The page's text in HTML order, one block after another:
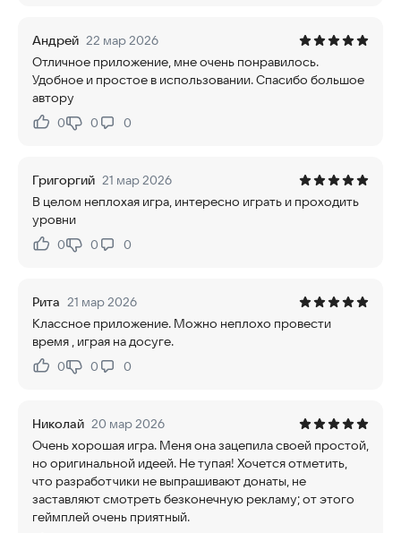
Андрей 22 мар 2026
Отличное приложение, мне очень понравилось.
Удобное и простое в использовании. Спасибо большое
автору
Нравится:
0Не нравится:
0 0
Григоргий 21 мар 2026
В целом неплохая игра, интересно играть и проходить
уровни
Нравится:
0Не нравится:
0 0
Рита 21 мар 2026
Классное приложение. Можно неплохо провести
время , играя на досуге.
Нравится:
0Не нравится:
0 0
Николай 20 мар 2026
Очень хорошая игра. Меня она зацепила своей простой,
но оригинальной идеей. Не тупая! Хочется отметить,
что разработчики не выпрашивают донаты, не
заставляют смотреть безконечную рекламу; от этого
геймплей очень приятный.